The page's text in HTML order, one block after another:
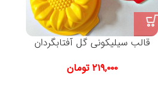
قالب سیلیکونی گل آفتابگردان
۲۱۹,۰۰۰ تومان